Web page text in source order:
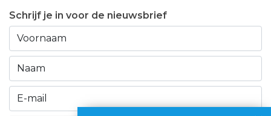
Schrijf je in voor de nieuwsbrief